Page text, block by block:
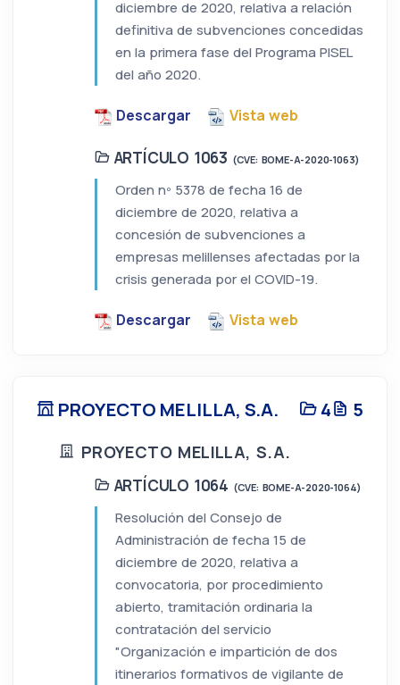
diciembre de 2020, relativa a relación
definitiva de subvenciones concedidas
en la primera fase del Programa PISEL
del año 2020.
Descargar Vista web
ARTÍCULO 1063 (CVE: BOME-A-2020-1063)
Orden nº 5378 de fecha 16 de
diciembre de 2020, relativa a
concesión de subvenciones a
empresas melillenses afectadas por la
crisis generada por el COVID-19.
Descargar Vista web
PROYECTO MELILLA, S.A. 4 5
PROYECTO MELILLA, S.A.
ARTÍCULO 1064 (CVE: BOME-A-2020-1064)
Resolución del Consejo de
Administración de fecha 15 de
diciembre de 2020, relativa a
convocatoria, por procedimiento
abierto, tramitación ordinaria la
contratación del servicio
"Organización e impartición de dos
itinerarios formativos de vigilante de